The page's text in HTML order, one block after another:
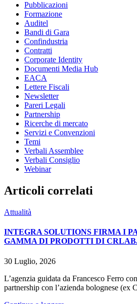
Pubblicazioni
Formazione
Auditel
Bandi di Gara
Confindustria
Contratti
Corporate Identity
Documenti Media Hub
EACA
Lettere Fiscali
Newsletter
Pareri Legali
Partnership
Ricerche di mercato
Servizi e Convenzioni
Temi
Verbali Assemblee
Verbali Consiglio
Webinar
Articoli correlati
Attualità
INTEGRA SOLUTIONS FIRMA I
GAMMA DI PRODOTTI DI
30 Luglio, 2026
L’agenzia guidata da Francesco Ferro
partnership con l’azienda bolognese (ex